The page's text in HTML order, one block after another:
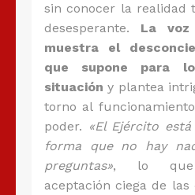
sin conocer la realidad
desesperante. La
muestra el
que supone para
situación y plantea
torno al
poder. «El Ejército
forma que no hay
preguntas», lo que
aceptación ciega de